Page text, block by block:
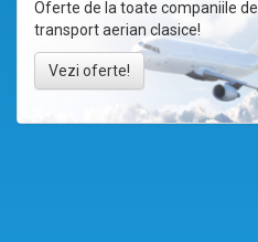
Oferte de la toate companiile de
transport aerian clasice!
Vezi oferte!